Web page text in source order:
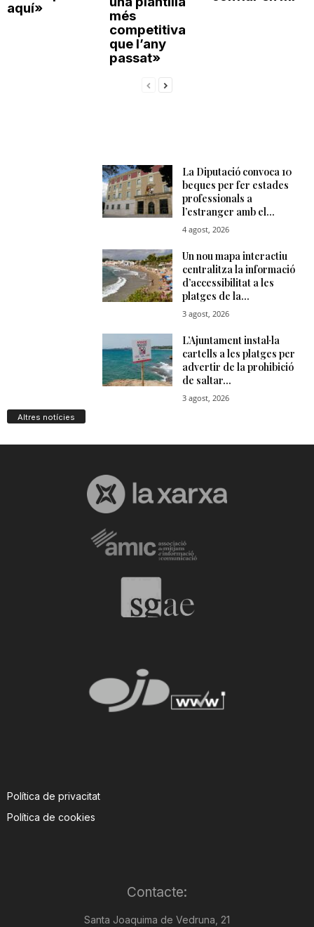
aquí»
més
competitiva
que l’any
passat»
Altres notícies
Política de privacitat
Política de cookies
Contacte:
Santa Joaquima de Vedruna, 21